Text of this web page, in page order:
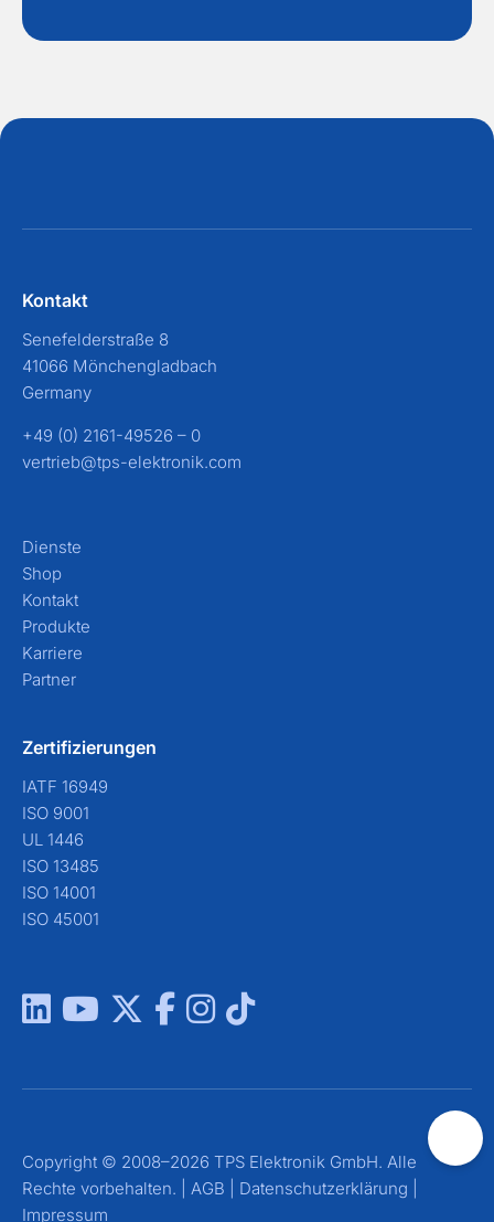
Kontakt
Senefelderstraße 8
41066 Mönchengladbach
Germany
+49 (0) 2161-49526 – 0
vertrieb@tps-elektronik.com
Dienste
Shop
Kontakt
Produkte
Karriere
Partner
Zertifizierungen
IATF 16949
ISO 9001
UL 1446
ISO 13485
ISO 14001
ISO 45001
Copyright © 2008–2026 TPS Elektronik GmbH. Alle
Rechte vorbehalten. | AGB Datenschutzerklärung
Impressum